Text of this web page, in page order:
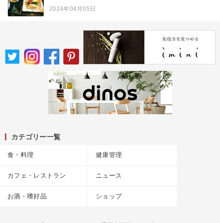
2024年04月05日
カテゴリー一覧
食・料理 健康管理
カフェ・レストラン ニュース
お酒・嗜好品 ショップ